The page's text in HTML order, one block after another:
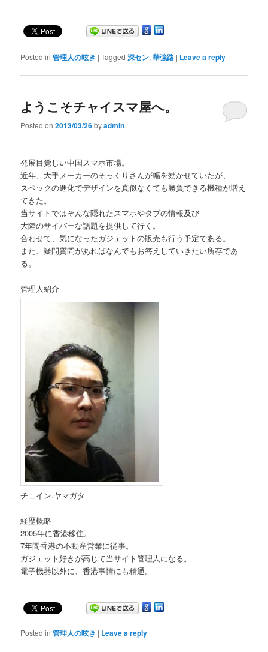
Posted in 管理人の呟き |Tagged 深セン,華強路 | Leave a reply
ようこそチャイスマ屋へ。
Posted on2013/03/26byadmin
発展目覚しい中国スマホ市場。
近年、大手メーカーのそっくりさんが幅を効かせていたが、
スペックの進化でデザインを真似なくても勝負できる機種が増え
てきた。
当サイトではそんな隠れたスマホやタブの情報及び
大陸のサイバーな話題を提供して行く。
合わせて、気になったガジェットの販売も行う予定である。
また、疑問質問があればなんでもお答えしていきたい所存であ
る。
管理人紹介
チェイン.ヤマガタ
経歴概略
2005年に香港移住。
7年間香港の不動産営業に従事。
ガジェット好きが高じて当サイト管理人になる。
電子機器以外に、香港事情にも精通。
Posted in 管理人の呟き | Leave a reply